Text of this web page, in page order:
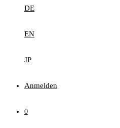
DE
EN
JP
Anmelden
0